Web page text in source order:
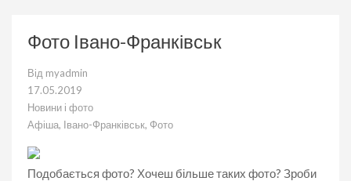
Фото Івано-Франківськ
Від myadmin
17.05.2019
Новини і фото
Афіша, Івано-Франківськ, Фото
Подобається фото? Хочеш більше таких фото? Зроби